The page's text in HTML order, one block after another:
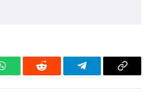
WhatsAppReddit TelegramCopy